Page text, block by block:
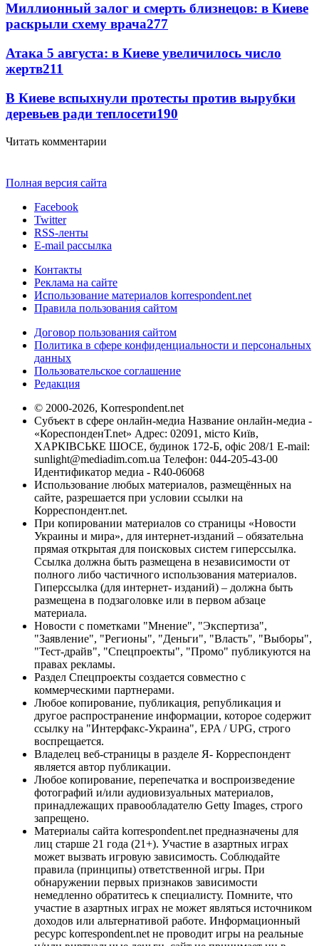
Миллионный залог и смерть близнецов: в Киеве
раскрыли схему врача277
Атака 5 августа: в Киеве увеличилось число
жертв211
В Киеве вспыхнули протесты против вырубки
деревьев ради теплосети190
Читать комментарии
Полная версия сайта
Facebook
Twitter
RSS-ленты
E-mail рассылка
Контакты
Реклама на сайте
Использование материалов korrespondent.net
Правила пользования сайтом
Договор пользования сайтом
Политика в сфере конфиденциальности и персональных
данных
Пользовательское соглашение
Редакция
© 2000-2026, Korrespondent.net
Субъект в сфере онлайн-медиа Название онлайн-медиа -
«КореспонденТ.net» Адрес: 02091, місто Київ,
ХАРКІВСЬКЕ ШОСЕ, будинок 172-Б, офіс 208/1 E-mail:
sunlight@mediadim.com.ua Телефон: 044-205-43-00
Идентификатор медиа - R40-06068
Использование любых материалов, размещённых на
сайте, разрешается при условии ссылки на
Корреспондент.net.
При копировании материалов со страницы «Новости
Украины и мира», для интернет-изданий – обязательна
прямая открытая для поисковых систем гиперссылка.
Ссылка должна быть размещена в независимости от
полного либо частичного использования материалов.
Гиперссылка (для интернет- изданий) – должна быть
размещена в подзаголовке или в первом абзаце
материала.
Новости с пометками "Мнение", "Экспертиза",
"Заявление", "Регионы", "Деньги", "Власть", "Выборы",
"Тест-драйв", "Спецпроекты", "Промо" публикуются на
правах рекламы.
Раздел Спецпроекты создается совместно с
коммерческими партнерами.
Любое копирование, публикация, републикация и
другое распространение информации, которое содержит
ссылку на "Интерфакс-Украина", EPA / UPG, строго
воспрещается.
Владелец веб-страницы в разделе Я- Корреспондент
является автор публикации.
Любое копирование, перепечатка и воспроизведение
фотографий и/или аудиовизуальных материалов,
принадлежащих правообладателю Getty Images, строго
запрещено.
Материалы сайта korrespondent.net предназначены для
лиц старше 21 года (21+). Участие в азартных играх
может вызвать игровую зависимость. Соблюдайте
правила (принципы) ответственной игры. При
обнаружении первых признаков зависимости
немедленно обратитесь к специалисту. Помните, что
участие в азартных играх не может являться источником
доходов или альтернативой работе. Информационный
ресурс korrespondent.net не проводит игры на реальные